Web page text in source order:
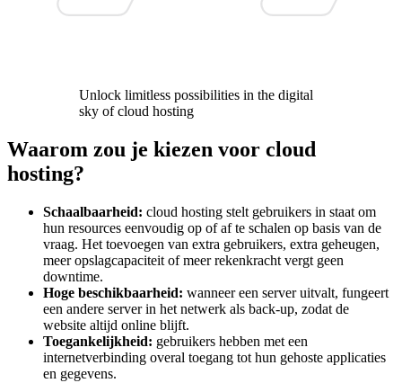
Unlock limitless possibilities in the digital
sky of cloud hosting
Waarom zou je kiezen voor cloud
hosting?
Schaalbaarheid: cloud hosting stelt gebruikers in staat om
hun resources eenvoudig op of af te schalen op basis van de
vraag. Het toevoegen van extra gebruikers, extra geheugen,
meer opslagcapaciteit of meer rekenkracht vergt geen
downtime.
Hoge beschikbaarheid: wanneer een server uitvalt, fungeert
een andere server in het netwerk als back-up, zodat de
website altijd online blijft.
Toegankelijkheid: gebruikers hebben met een
internetverbinding overal toegang tot hun gehoste applicaties
en gegevens.